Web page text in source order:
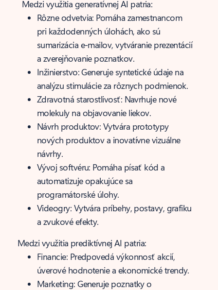
Medzi využitia generatívnej AI patria:
Rôzne odvetvia: Pomáha zamestnancom
pri každodenných úlohách, ako sú
sumarizácia e-mailov, vytváranie prezentácií
a zverejňovanie poznatkov.
Inžinierstvo: Generuje syntetické údaje na
analýzu stimulácie za rôznych podmienok.
Zdravotná starostlivosť: Navrhuje nové
molekuly na objavovanie liekov.
Návrh produktov: Vytvára prototypy
nových produktov a inovatívne vizuálne
návrhy.
Vývoj softvéru: Pomáha písať kód a
automatizuje opakujúce sa
programátorské úlohy.
Videogry: Vytvára príbehy, postavy, grafiku
a zvukové efekty.
Medzi využitia prediktívnej AI patria:
Financie: Predpovedá výkonnosť akcií,
úverové hodnotenie a ekonomické trendy.
Marketing: Generuje poznatky o